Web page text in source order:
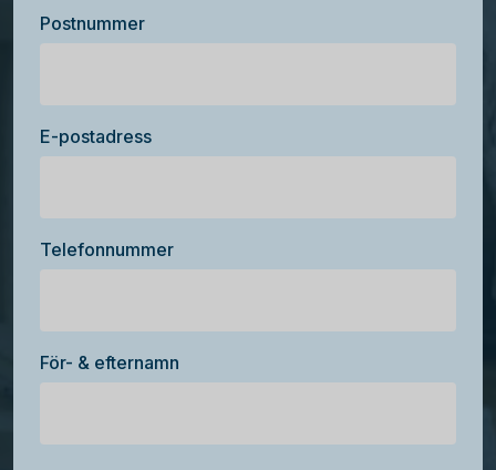
Postnummer
E-postadress
Telefonnummer
För- & efternamn